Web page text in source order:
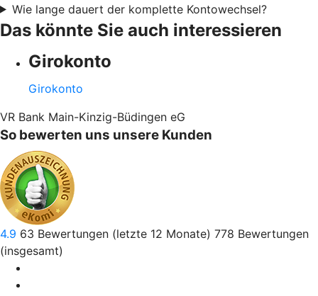
Wie lange dauert der komplette Kontowechsel?
Das könnte Sie auch interessieren
Girokonto
Girokonto
VR Bank Main-Kinzig-Büdingen eG
So bewerten uns unsere Kunden
4.9 63 Bewertungen (letzte 12 Monate) 778 Bewertungen
(insgesamt)